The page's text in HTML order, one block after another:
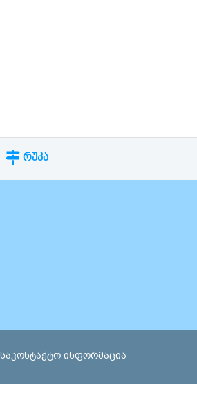
ᲠᲣᲙᲐ
საკონტაქტო ინფორმაცია